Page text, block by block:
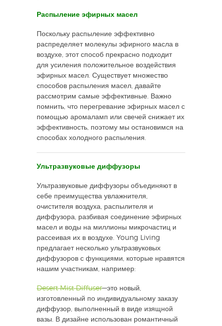
Распыление эфирных масел
Поскольку распыление эффективно
распределяет молекулы эфирного масла в
воздухе, этот способ прекрасно подходит
для усиления положительное воздействия
эфирных масел. Существует множество
способов распыления масел, давайте
рассмотрим самые эффективные. Важно
помнить, что перегревание эфирных масел с
помощью аромаламп или свечей снижает их
эффективность, поэтому мы остановимся на
способах холодного распыления.
Ультразвуковые диффузоры
Ультразвуковые диффузоры объединяют в
себе преимущества увлажнителя,
очистителя воздуха, распылителя и
диффузора, разбивая соединение эфирных
масел и воды на миллионы микрочастиц и
рассеивая их в воздухе. Young Living
предлагает несколько ультразвуковых
диффузоров с функциями, которые нравятся
нашим участникам, например:
Desert Mist Diffuser—это новый,
изготовленный по индивидуальному заказу
диффузор, выполненный в виде изящной
вазы. В дизайне использован романтичный